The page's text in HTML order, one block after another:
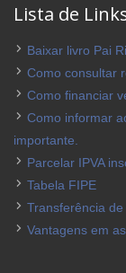
Lista de
Baixar livro Pai
Como consultar
Como financiar
Como informar
importante.
Parcelar IPVA
Tabela FIPE
Transferência
Vantagens em